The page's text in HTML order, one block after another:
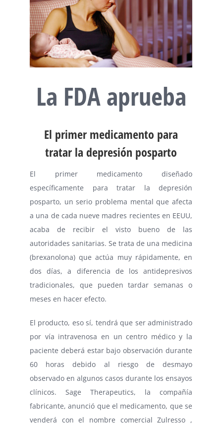
La FDA aprueba
El primer medicamento para
tratar la depresión posparto
El primer medicamento diseñado
específicamente para tratar la depresión
posparto, un serio problema mental que afecta
a una de cada nueve madres recientes en EEUU,
acaba de recibir el visto bueno de las
autoridades sanitarias. Se trata de una medicina
(brexanolona) que actúa muy rápidamente, en
dos días, a diferencia de los antidepresivos
tradicionales, que pueden tardar semanas o
meses en hacer efecto.
El producto, eso sí, tendrá que ser administrado
por vía intravenosa en un centro médico y la
paciente deberá estar bajo observación durante
60 horas debido al riesgo de desmayo
observado en algunos casos durante los ensayos
clínicos. Sage Therapeutics, la compañía
fabricante, anunció que el medicamento, que se
venderá con el nombre comercial Zulresso ,